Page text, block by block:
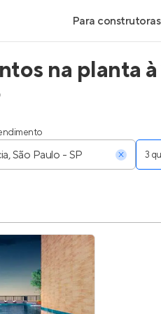
Para construtoras
Geração de
Geração de
Anunciar
na planta
3